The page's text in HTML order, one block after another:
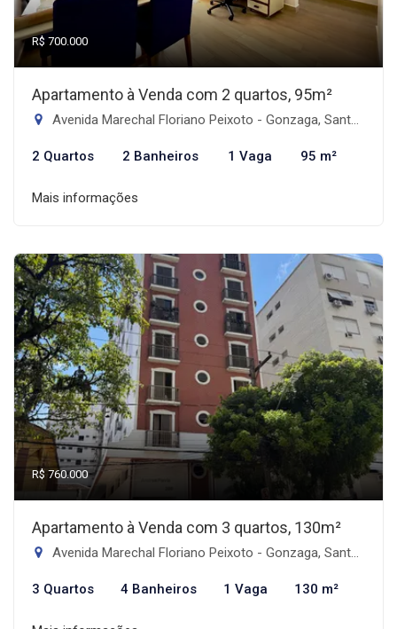
R$ 700.000
Apartamento à Venda com 2 quartos, 95m²
Avenida Marechal Floriano Peixoto - Gonzaga, Santos-SP
2 Quartos 2 Banheiros 1 Vaga 95 m²
Mais informações
R$ 760.000
Apartamento à Venda com 3 quartos, 130m²
Avenida Marechal Floriano Peixoto - Gonzaga, Santos-SP
3 Quartos 4 Banheiros 1 Vaga 130 m²